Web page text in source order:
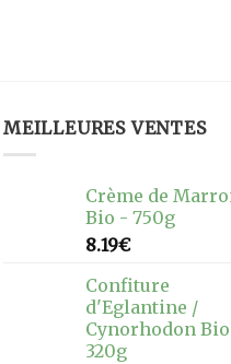
MEILLEURES VENTES
Crème de
Bio - 750g
8.19€
Confiture
d'Eglantine /
Cynorhodon
320g